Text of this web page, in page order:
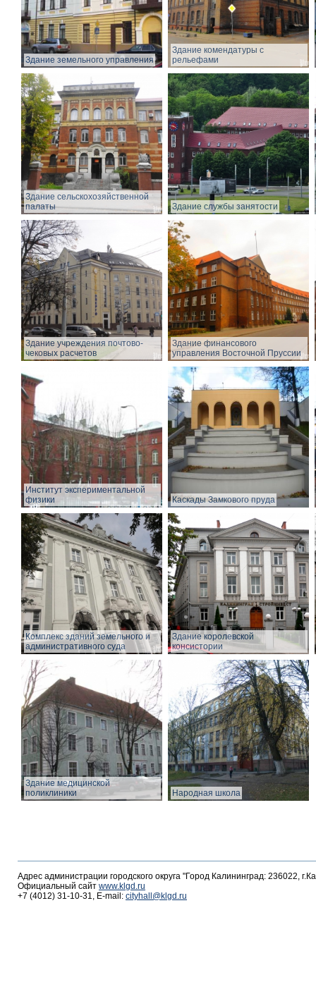
Здание земельного управления
Здание комендатуры с
рельефами
Здание сельскохозяйственной
палаты
Здание службы занятости
Здание учреждения почтово-
чековых расчетов
Здание финансового
управления Восточной Пруссии
Институт экспериментальной
физики
Каскады Замкового пруда
Комплекс зданий земельного и
административного суда
Здание королевской
консистории
Здание медицинской
поликлиники
Народная школа
Адрес администрации городского округа "Город Калининград: 236022,
Официальный сайт www.klgd.ru
+7 (4012) 31-10-31, E-mail: cityhall@klgd.ru